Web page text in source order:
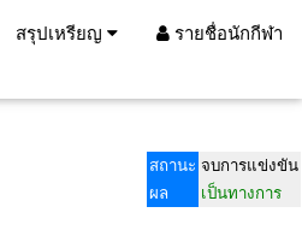
สรุปเหรียญ รายชื่อนักกีฬา
สถานะ จบการแข่งขัน
ผล
เป็นทางการ